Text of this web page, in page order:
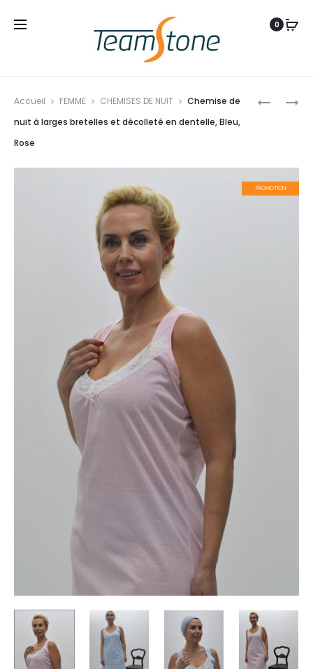
0
NUISETTE
PYJAMA
ROSE
Accueil FEMME CHEMISES DE NUIT
Chemise de
nuit à larges bretelles et décolleté en dentelle, Bleu,
Rose
PROMOTION